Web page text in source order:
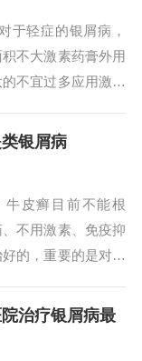
于轻症的银屑病，
不大激素药膏外用
不宜过多应用激素
以选择口服药物治
质类固醇药物，适
银屑病
皮癣目前不能根
不用激素、免疫抑
的，重要的是对牛
的，治疗牛皮癣推
治疗银屑病最